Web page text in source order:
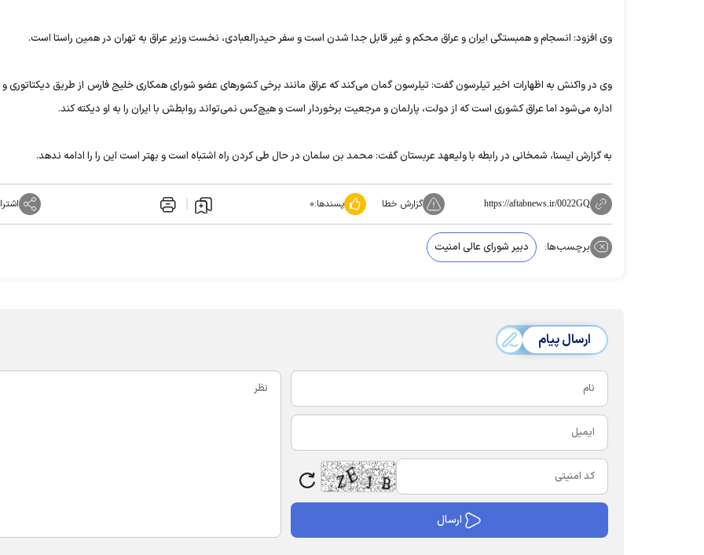
وی افزود: انسجام و همبستگی ایران و عراق محکم و غیر قابل جدا شدن است و سفر حیدرالعبادی، نخست وزیر عراق به تهران در همین راستا است.
وی در واکنش به اظهارات اخیر تیلرسون گفت: تیلرسون گمان می‌کند که عراق مانند برخی کشورهای عضو شورای همکاری خلیج فارس از طریق دیکتاتوری و
اداره می‌شود اما عراق کشوری است که از دولت، پارلمان و مرجعیت برخوردار است و هیچ‌کس نمی‌تواند روابطش با ایران را به او دیکته کند.
به گزارش ایسنا، شمخانی در رابطه با ولیعهد عربستان گفت: محمد بن سلمان در حال طی کردن راه اشتباه است و بهتر است این را را ادامه ندهد.
https://aftabnews.ir/0022GQ گزارش خطا پسندها:۰
برچسب‌ها: دبیر شورای عالی امنیت
ارسال پیام